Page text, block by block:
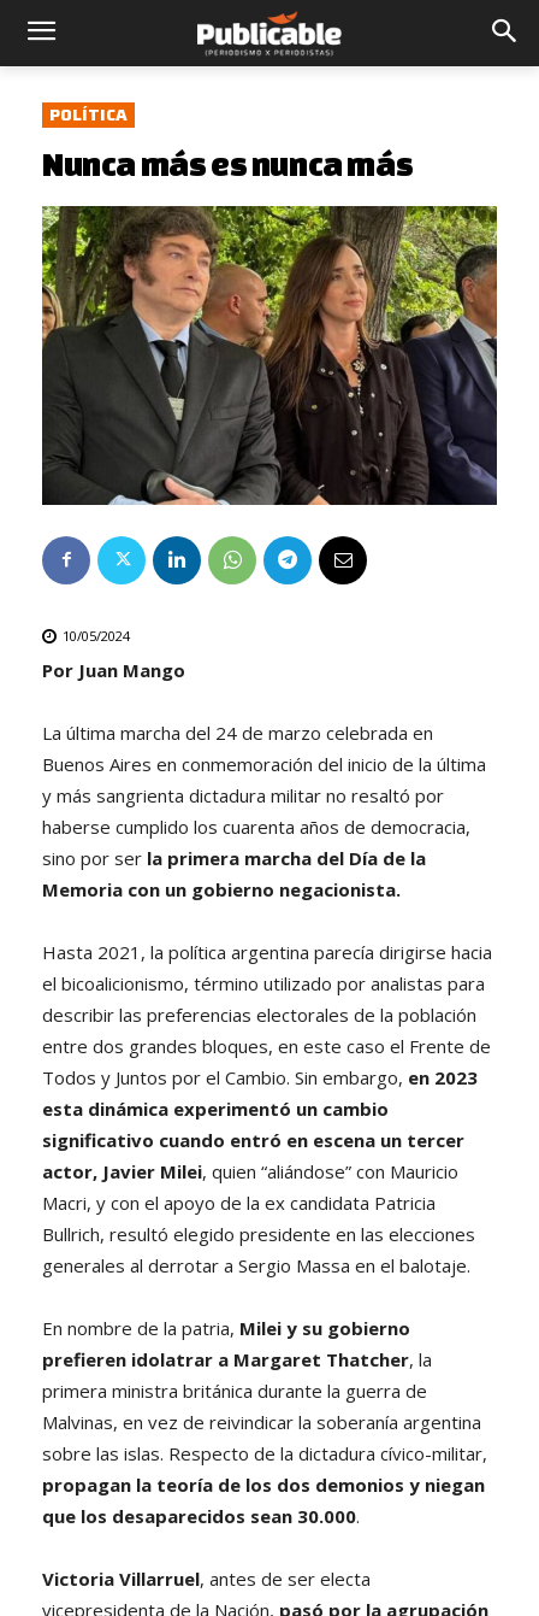
POLÍTICA
Nunca más es nunca más
10/05/2024
Por Juan Mango
La última marcha del 24 de marzo celebrada en
Buenos Aires en conmemoración del inicio de la última
y más sangrienta dictadura militar no resaltó por
haberse cumplido los cuarenta años de democracia,
sino por ser la primera marcha del Día de la
Memoria con un gobierno negacionista.
Hasta 2021, la política argentina parecía dirigirse hacia
el bicoalicionismo, término utilizado por analistas para
describir las preferencias electorales de la población
entre dos grandes bloques, en este caso el Frente de
Todos y Juntos por el Cambio. Sin embargo, en 2023
esta dinámica experimentó un cambio
significativo cuando entró en escena un tercer
actor, Javier Milei, quien “aliándose” con Mauricio
Macri, y con el apoyo de la ex candidata Patricia
Bullrich, resultó elegido presidente en las elecciones
generales al derrotar a Sergio Massa en el balotaje.
En nombre de la patria, Milei y su gobierno
prefieren idolatrar a Margaret Thatcher, la
primera ministra británica durante la guerra de
Malvinas, en vez de reivindicar la soberanía argentina
sobre las islas. Respecto de la dictadura cívico-militar,
propagan la teoría de los dos demonios y niegan
que los desaparecidos sean 30.000.
Victoria Villarruel, antes de ser electa
vicepresidenta de la Nación, pasó por la agrupación